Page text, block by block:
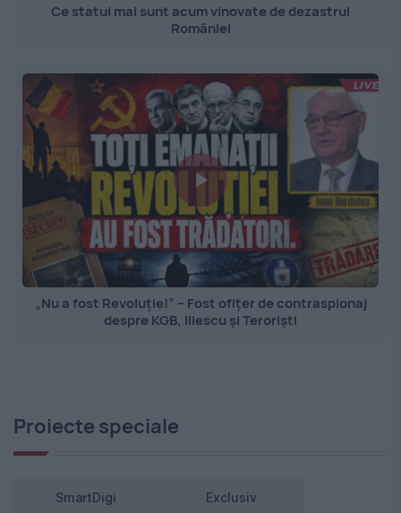
Ce statui mai sunt acum vinovate de dezastrul
României
„Nu a fost Revoluție!” – Fost ofițer de contraspionaj
despre KGB, Iliescu și Teroriști
Proiecte speciale
SmartDigi Exclusiv